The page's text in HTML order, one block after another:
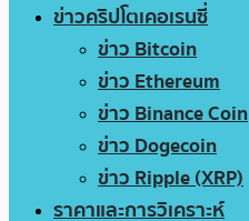
ข่าวคริปโตเคอเรนซี่
ข่าว Bitcoin
ข่าว Ethereum
ข่าว Binance Coin
ข่าว Dogecoin
ข่าว Ripple (XRP)
ราคาและการวิเคราะห์